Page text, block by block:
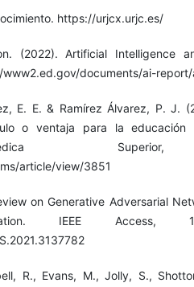
https://urjcx.urjc.es/
(2022). Artificial Intelligence
documents/ai-
E. E. & Ramírez Álvarez, P. J.
o ventaja para la educación
article/view/3851
on Generative Adversarial
IEEE Access,
R., Evans, M., Jolly, S.,